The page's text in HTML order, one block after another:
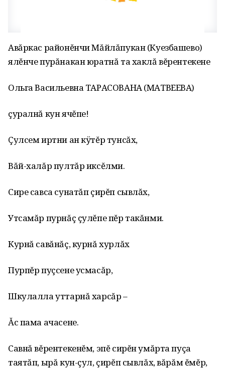
Авăркас районĕнчи Мăйлăпукан (Куезбашево)
ялĕнче пурăнакан юратнă та хаклă вĕрентекене
Ольга Васильевна ТАРАСОВАНА (МАТВЕЕВА)
çуралнă кун ячĕпе!
Çулсем иртни ан кÿтĕр тунсăх,
Вăй-халăр пултăр иксĕлми.
Сире савса сунатăп çирĕп сывлăх,
Утсамăр пурнăç çулĕпе пĕр такăнми.
Курнă савăнăç, курнă хурлăх
Пурпĕр пуçсене усмасăр,
Шкулалла уттарнă харсăр –
Ăс пама ачасене.
Савнă вĕрентекенĕм, эпĕ сирĕн умăрта пуçа
таятăп, ырă кун-çул, çирĕп сывлăх, вăрăм ĕмĕр,